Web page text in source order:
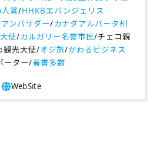
賞/HHKBエバンジェリス
ンバサダー/カナダアルバータ州
使/カルガリー名誉市民/チェコ親
観光大使/オジ旅/かわるビジネス
ーター/著書多数